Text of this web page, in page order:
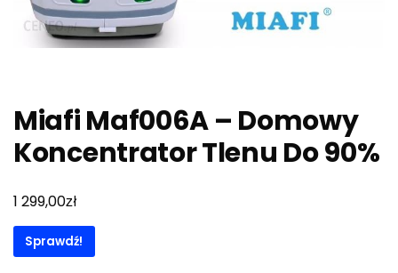
Miafi Maf006A – Domowy
Koncentrator Tlenu Do 90%
1 299,00zł
Sprawdź!